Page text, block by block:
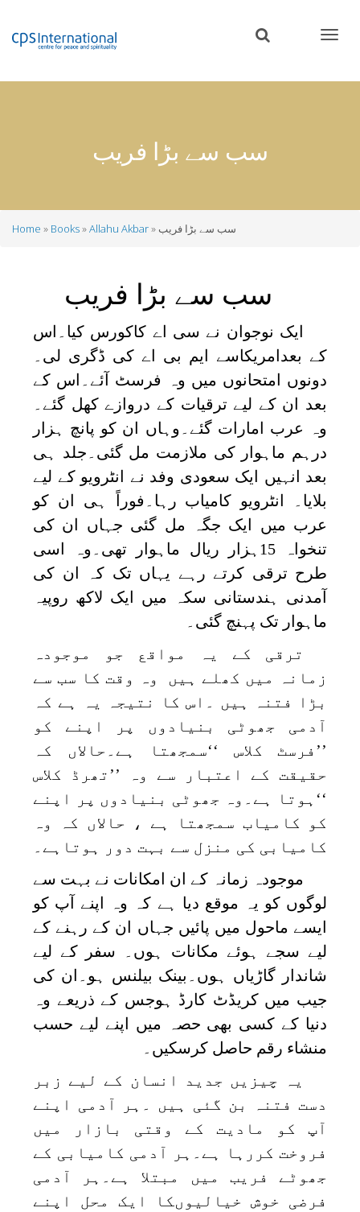
content
سب سے بڑا فریب
Home Books Allahu Akbar سب سے بڑا فریب
سب سے بڑا فریب
ایک نوجوان نے سی اے کاکورس کیا۔اس
کے بعدامریکاسے ایم بی اے کی ڈگری لی۔
دونوں امتحانوں میں وہ فرسٹ آئے۔اس کے
بعد ان کے لیے ترقیات کے دروازے کھل گئے۔
وہ عرب امارات گئے۔وہاں ان کو پانچ ہزار
درہم ماہوار کی ملازمت مل گئی۔جلد ہی
بعد انہیں ایک سعودی وفد نے انٹرویو کے لیے
بلایا۔ انٹرویو کامیاب رہا۔فوراً ہی ان کو
عرب میں ایک جگہ مل گئی جہاں ان کی
تنخواہ 15ہزار ریال ماہوار تھی۔وہ اسی
طرح ترقی کرتے رہے یہاں تک کہ ان کی
آمدنی ہندستانی سکہ میں ایک لاکھ روپیہ
ماہوار تک پہنچ گئی۔
ترقی کے یہ مواقع جو موجودہ
زمانہ میں کھلے ہیں وہ وقت کا سب سے
بڑا فتنہ ہیں ۔اس کا نتیجہ یہ ہے کہ
آدمی جھوٹی بنیادوں پر اپنے کو
’’فرسٹ کلاس ‘‘سمجھتا ہے۔حالاں کہ
حقیقت کے اعتبار سے وہ ’’تھرڈ کلاس
‘‘ہوتا ہے۔وہ جھوٹی بنیادوں پر اپنے
کو کامیاب سمجھتا ہے ، حالاں کہ وہ
کامیابی کی منزل سے بہت دور ہوتاہے۔
موجودہ زمانہ کے ان امکانات نے بہت سے
لوگوں کو یہ موقع دیا ہے کہ وہ اپنے آپ کو
ایسے ماحول میں پائیں جہاں ان کے رہنے کے
لیے سجے ہوئے مکانات ہوں۔ سفر کے لیے
شاندار گاڑیاں ہوں۔بینک بیلنس ہو۔ان کی
جیب میں کریڈٹ کارڈ ہوجس کے ذریعے وہ
دنیا کے کسی بھی حصہ میں اپنے لیے حسب
منشاء رقم حاصل کرسکیں۔
یہ چیزیں جدید انسان کے لیے زبر
دست فتنہ بن گئی ہیں ۔ہر آدمی اپنے
آپ کو مادیت کے وقتی بازار میں
فروخت کررہا ہے۔ہر آدمی کامیابی کے
جھوٹے فریب میں مبتلا ہے۔ہر آدمی
فرضی خوش خیالیوںکا ایک محل اپنے